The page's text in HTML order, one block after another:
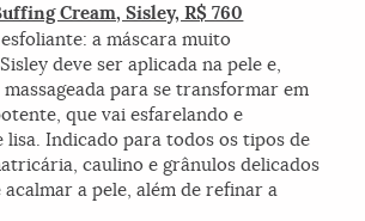
Cream, Sisley, R$ 760
a máscara muito
deve ser aplicada na pele e,
massageada para se transformar em
que vai esfarelando e
lisa. Indicado para todos os tipos de
caulino e grânulos delicados
a pele, além de refinar a